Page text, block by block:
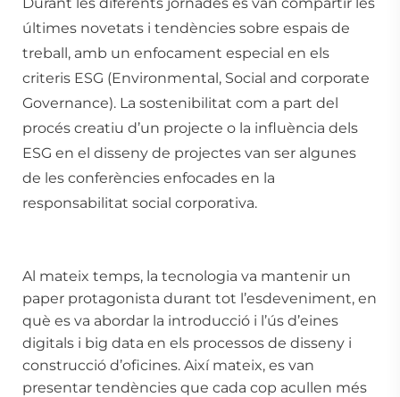
últimes novetats i tendències sobre espais de
treball, amb un enfocament especial en els
criteris ESG (Environmental, Social and corporate
Governance). La sostenibilitat com a part del
procés creatiu d’un projecte o la influència dels
ESG en el disseny de projectes van ser algunes
de les conferències enfocades en la
responsabilitat social corporativa.
Al mateix temps, la tecnologia va mantenir un
paper protagonista durant tot l’esdeveniment, en
què es va abordar la introducció i l’ús d’eines
digitals i big data en els processos de disseny i
construcció d’oficines. Així mateix, es van
presentar tendències que cada cop acullen més